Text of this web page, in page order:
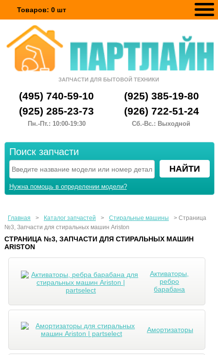
Товаров: 0 шт
ЗАПЧАСТИ ДЛЯ БЫТОВОЙ ТЕХНИКИ
(495) 740-59-10
(925) 385-19-80
(925) 285-23-73
(926) 722-51-24
Пн.-Пт.: 10:00-19:30 Сб.-Вс.: Выходной
Поиск запчасти
Нужна помощь в определении модели?
Главная > Каталог запчастей > Стиральные машины > Страница
№3, Запчасти для стиральных машин Ariston
СТРАНИЦА №3, ЗАПЧАСТИ ДЛЯ СТИРАЛЬНЫХ МАШИН
ARISTON
Активаторы,
ребро
барабана
Амортизаторы